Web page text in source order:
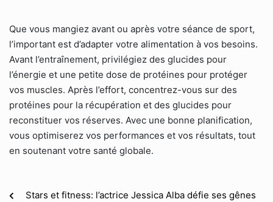
Que vous mangiez avant ou après votre séance de sport,
l’important est d’adapter votre alimentation à vos besoins.
Avant l’entraînement, privilégiez des glucides pour
l’énergie et une petite dose de protéines pour protéger
vos muscles. Après l’effort, concentrez-vous sur des
protéines pour la récupération et des glucides pour
reconstituer vos réserves. Avec une bonne planification,
vous optimiserez vos performances et vos résultats, tout
en soutenant votre santé globale.
Stars et fitness: l’actrice Jessica Alba défie ses gênes